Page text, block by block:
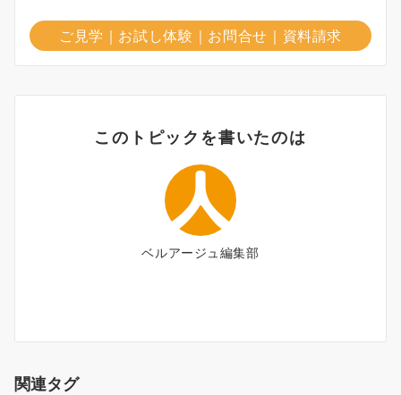
ご見学｜お試し体験｜お問合せ｜資料請求
このトピックを書いたのは
ベルアージュ編集部
関連タグ